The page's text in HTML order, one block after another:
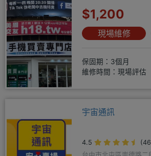
$1,200
現場維修
保固期：3個月
維修時間：現場評估
宇宙通訊
4.5